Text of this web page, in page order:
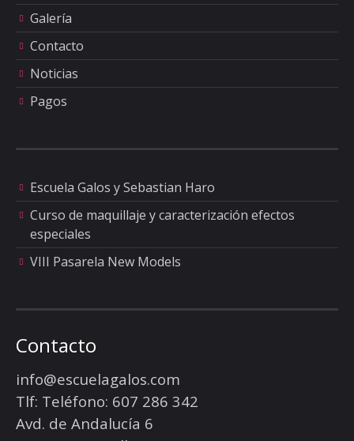
Galería
Contacto
Noticias
Pagos
Escuela Galos y Sebastian Haro
Curso de maquillaje y caracterización efectos
especiales
VIII Pasarela New Models
Contacto
info@escuelagalos.com
Tlf: Teléfono: 607 286 342
Avd. de Andalucía 6